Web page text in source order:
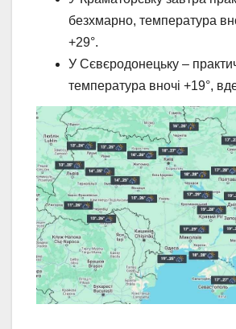
безхмарно, температура
+29°.
У Сєвєродонецьку –
температура вночі +19°,